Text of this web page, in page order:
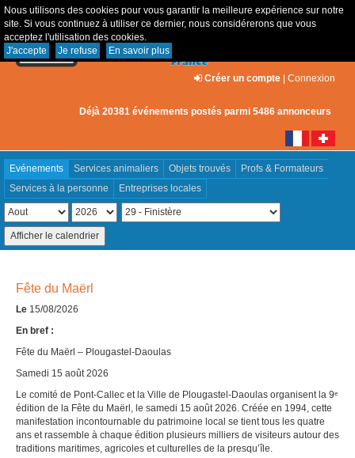
Nous utilisons des cookies pour vous garantir la meilleure expérience sur notre
site. Si vous continuez à utiliser ce dernier, nous considérerons que vous
acceptez l'utilisation des cookies.
J'accepte
Je refuse En savoir plus
Créer un compte | Connexion
Déjà 20381 événements postés parmi 5486 annonceurs
Evénements Services animaliers Objets trouvés
Profs & Formateurs
Services à la personne
Entreprises locales
Fête du Maërl
Le 15/08/2026
En bref :
Fête du Maërl – Plougastel-Daoulas
Samedi 15 août 2026
Le comité de Pont-Callec et la Ville de Plougastel-Daoulas organisent la 9ᵉ
édition de la Fête du Maërl, le samedi 15 août 2026. Créée en 1994, cette
manifestation incontournable du patrimoine local se tient tous les quatre
ans et rassemble à chaque édition plusieurs milliers de visiteurs autour des
traditions maritimes, agricoles et culturelles de la presqu’île.